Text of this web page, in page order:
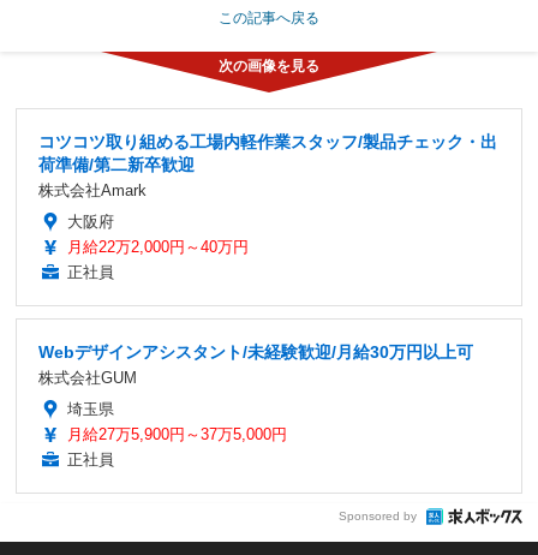
この記事へ戻る
コツコツ取り組める工場内軽作業スタッフ/製品チェック・出
荷準備/第二新卒歓迎
株式会社Amark
大阪府
月給22万2,000円～40万円
正社員
Webデザインアシスタント/未経験歓迎/月給30万円以上可
株式会社GUM
埼玉県
月給27万5,900円～37万5,000円
正社員
Sponsored by